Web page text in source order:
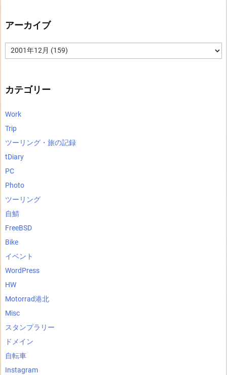
アーカイブ
ア
ー
カテゴリー
Work
Trip
ツーリング・旅の記録
tDiary
PC
Photo
ツーリング
自鯖
FreeBSD
Bike
イベント
WordPress
HW
Motorrad港北
Misc
スタンプラリー
ドメイン
自転車
Instagram